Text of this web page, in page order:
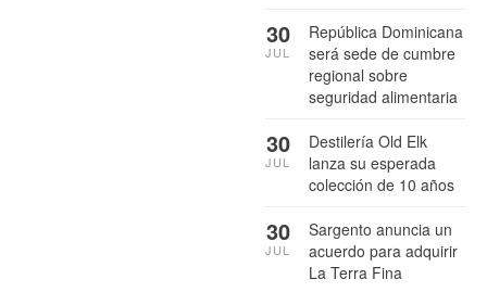
República Dominicana
será sede de cumbre
regional sobre
seguridad alimentaria
30
JUL
Destilería Old Elk
lanza su esperada
colección de 10 años
30
JUL
Sargento anuncia un
acuerdo para adquirir
La Terra Fina
30
JUL